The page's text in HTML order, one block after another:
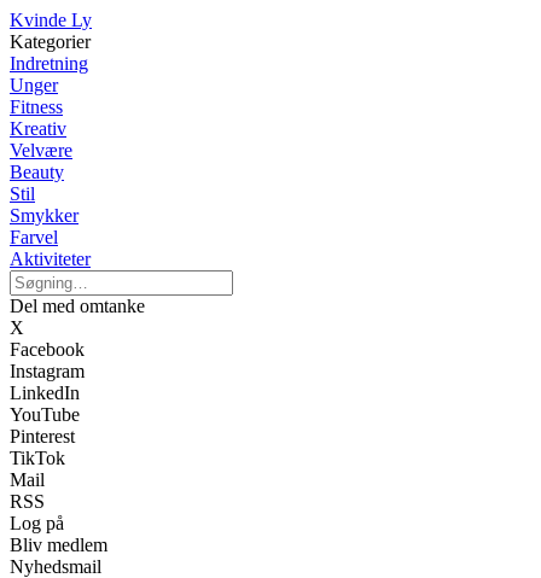
Kvinde Ly
Kategorier
Indretning
Unger
Fitness
Kreativ
Velvære
Beauty
Stil
Smykker
Farvel
Aktiviteter
Del med omtanke
X
Facebook
Instagram
LinkedIn
YouTube
Pinterest
TikTok
Mail
RSS
Log på
Bliv medlem
Nyhedsmail